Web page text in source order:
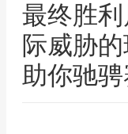
最终胜
际威胁
助你驰骋